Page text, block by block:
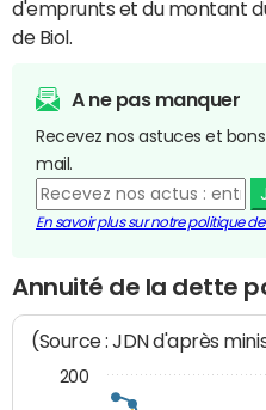
d'emprunts et du montant
de Biol.
A ne pas manquer
Recevez nos astuces et
mail.
En savoir plus sur notre politique
Annuité de la dette
(Source : JDN d'après
200